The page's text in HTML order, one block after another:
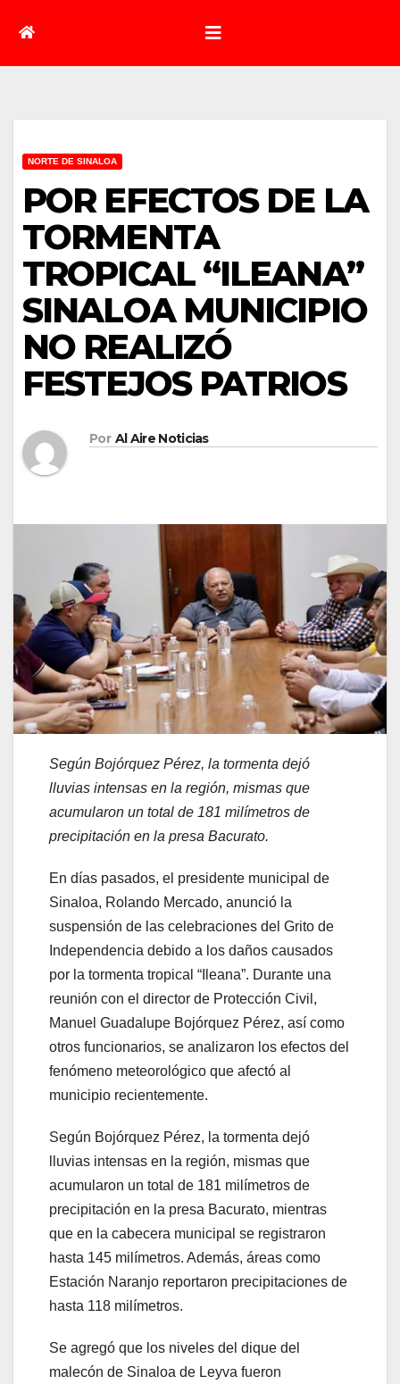
NORTE DE SINALOA
POR EFECTOS DE LA
TORMENTA
TROPICAL “ILEANA”
SINALOA MUNICIPIO
NO REALIZÓ
FESTEJOS PATRIOS
Por Al Aire Noticias
Según Bojórquez Pérez, la tormenta dejó
lluvias intensas en la región, mismas que
acumularon un total de 181 milímetros de
precipitación en la presa Bacurato.
En días pasados, el presidente municipal de
Sinaloa, Rolando Mercado, anunció la
suspensión de las celebraciones del Grito de
Independencia debido a los daños causados
por la tormenta tropical “Ileana”. Durante una
reunión con el director de Protección Civil,
Manuel Guadalupe Bojórquez Pérez, así como
otros funcionarios, se analizaron los efectos del
fenómeno meteorológico que afectó al
municipio recientemente.
Según Bojórquez Pérez, la tormenta dejó
lluvias intensas en la región, mismas que
acumularon un total de 181 milímetros de
precipitación en la presa Bacurato, mientras
que en la cabecera municipal se registraron
hasta 145 milímetros. Además, áreas como
Estación Naranjo reportaron precipitaciones de
hasta 118 milímetros.
Se agregó que los niveles del dique del
malecón de Sinaloa de Leyva fueron